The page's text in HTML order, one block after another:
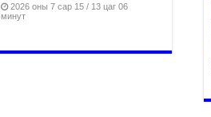
2026 оны 7 сар 15 / 13 цаг 06
минут